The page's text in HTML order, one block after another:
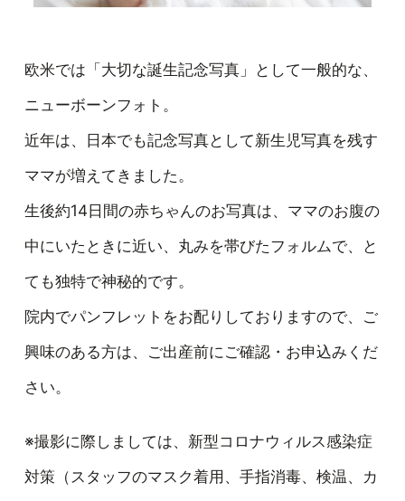
欧米では「大切な誕生記念写真」として一般的な、
ニューボーンフォト。
近年は、日本でも記念写真として新生児写真を残す
ママが増えてきました。
生後約14日間の赤ちゃんのお写真は、ママのお腹の
中にいたときに近い、丸みを帯びたフォルムで、と
ても独特で神秘的です。
院内でパンフレットをお配りしておりますので、ご
興味のある方は、ご出産前にご確認・お申込みくだ
さい。
※撮影に際しましては、新型コロナウィルス感染症
対策（スタッフのマスク着用、手指消毒、検温、カ